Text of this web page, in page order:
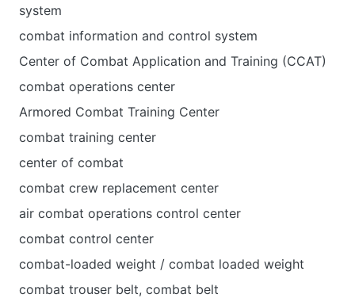
system
combat information and control system
Center of Combat Application and Training (CCAT)
combat operations center
Armored Combat Training Center
combat training center
center of combat
combat crew replacement center
air combat operations control center
combat control center
combat-loaded weight / combat loaded weight
combat trouser belt, combat belt